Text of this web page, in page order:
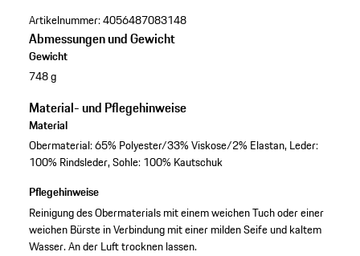
Artikelnummer:4056487083148
Abmessungen und Gewicht
Gewicht
748 g
Material- und Pflegehinweise
Material
Obermaterial: 65% Polyester/33% Viskose/2% Elastan, Leder:
100% Rindsleder, Sohle: 100% Kautschuk
Pflegehinweise
Reinigung des Obermaterials mit einem weichen Tuch oder einer
weichen Bürste in Verbindung mit einer milden Seife und kaltem
Wasser. An der Luft trocknen lassen.